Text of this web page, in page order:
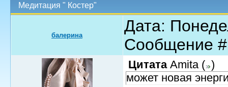
Медитация " Костер"
балерина
Дата:
Сообщение
Цитата Amita ( )
может новая